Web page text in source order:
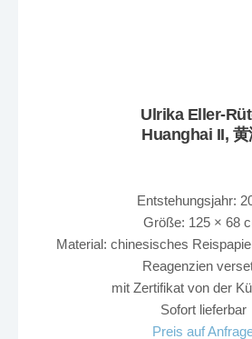
Ulrika Eller-
Huanghai II, 黄
Entstehungsjahr:
Größe: 125 × 68
Material: chinesisches
Reagenzien
mit Zertifikat von der
Sofort lieferbar
Preis auf